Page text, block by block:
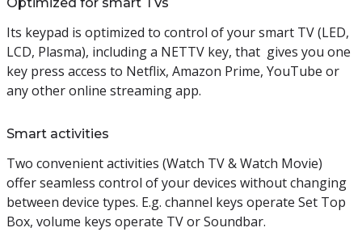
Its keypad is optimized to control of your smart TV (LED,
LCD, Plasma), including a NETTV key, that gives you one
key press access to Netflix, Amazon Prime, YouTube or
any other online streaming app.
Smart activities
Two convenient activities (Watch TV & Watch Movie)
offer seamless control of your devices without changing
between device types. E.g. channel keys operate Set Top
Box, volume keys operate TV or Soundbar.